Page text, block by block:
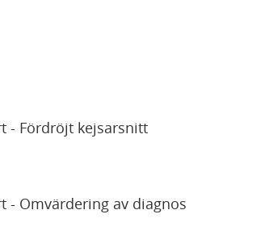
- Fördröjt kejsarsnitt
- Omvärdering av diagnos